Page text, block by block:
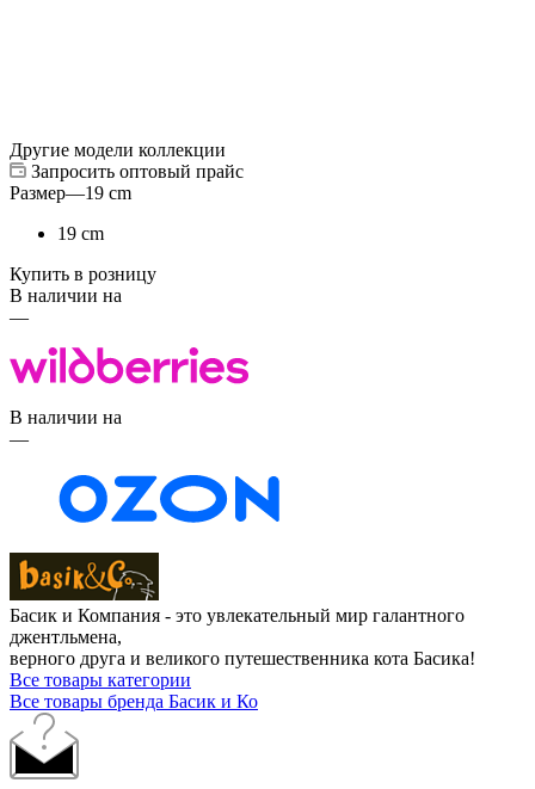
Другие модели коллекции
Запросить оптовый прайс
Размер—19 cm
19 cm
Купить в розницу
В наличии на
—
В наличии на
—
Басик и Компания - это увлекательный мир галантного
джентльмена,
верного друга и великого путешественника кота Басика!
Все товары категории
Все товары бренда Басик и Ко